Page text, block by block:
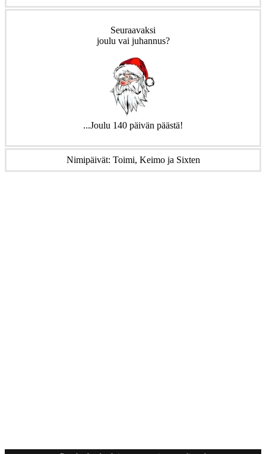
Seuraavaksi
joulu vai juhannus?
...Joulu 140 päivän päästä!
Nimipäivät: Toimi, Keimo ja Sixten